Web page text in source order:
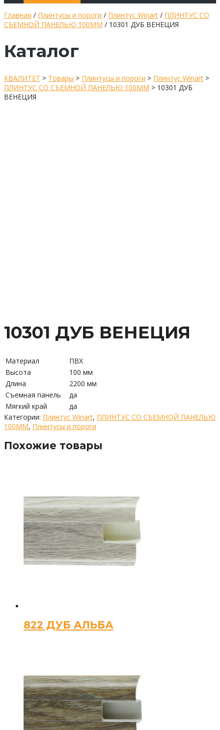
Главная / Плинтусы и пороги / Плинтус Winart / ПЛИНТУС СО
СЪЕМНОЙ ПАНЕЛЬЮ 100ММ / 10301 ДУБ ВЕНЕЦИЯ
Каталог
КВАЛИТЕТ > Товары > Плинтусы и пороги > Плинтус Winart >
ПЛИНТУС СО СЪЕМНОЙ ПАНЕЛЬЮ 100ММ > 10301 ДУБ
ВЕНЕЦИЯ
10301 ДУБ ВЕНЕЦИЯ
Материал
ПВХ
Высота
100 мм
Длина
2200 мм
Съемная панель
да
Мягкий край
да
Категории: Плинтус Winart, ПЛИНТУС СО СЪЕМНОЙ ПАНЕЛЬЮ
100ММ, Плинтусы и пороги
Похожие товары
822 ДУБ АЛЬБА